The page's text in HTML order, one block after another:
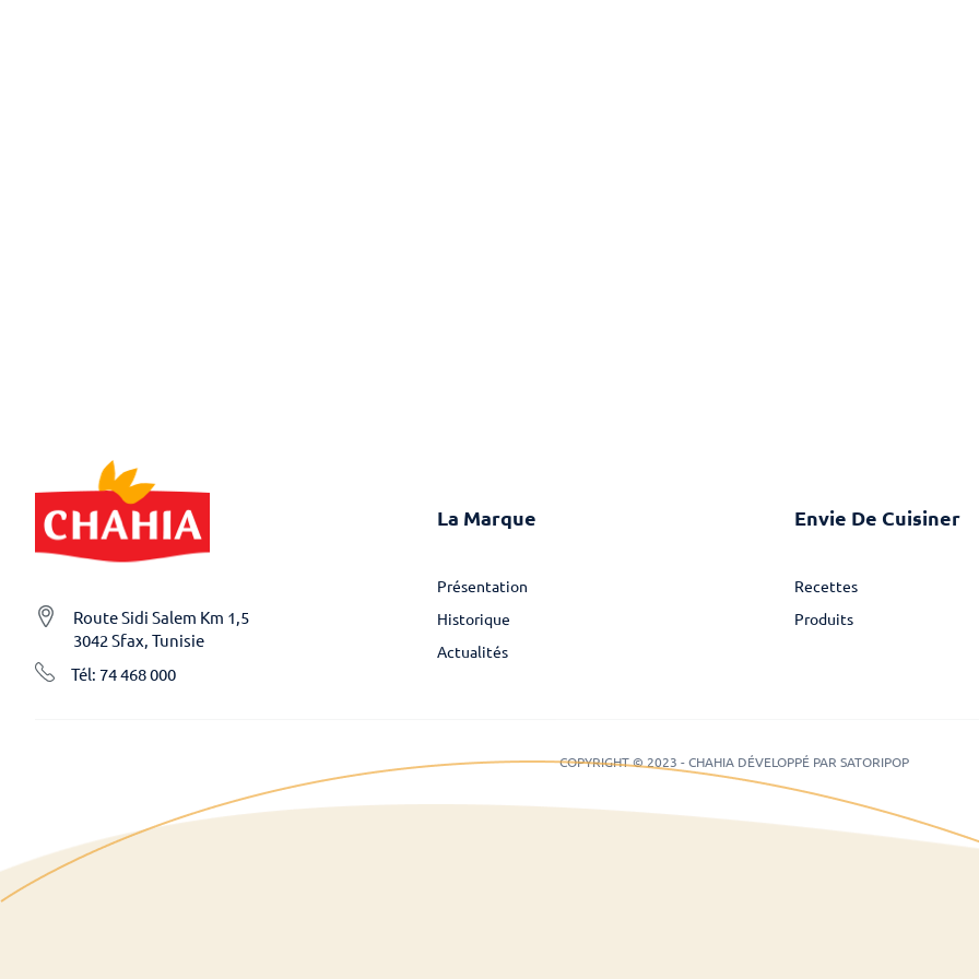
Route Sidi Salem Km 1,5
3042 Sfax, Tunisie
Tél: 74 468 000
La Marque
Présentation
Historique
Actualités
Envie De Cuisiner
Recettes
Produits
COPYRIGHT © 2023 - CHAHIA DÉVELOPPÉ PAR SATORIPOP